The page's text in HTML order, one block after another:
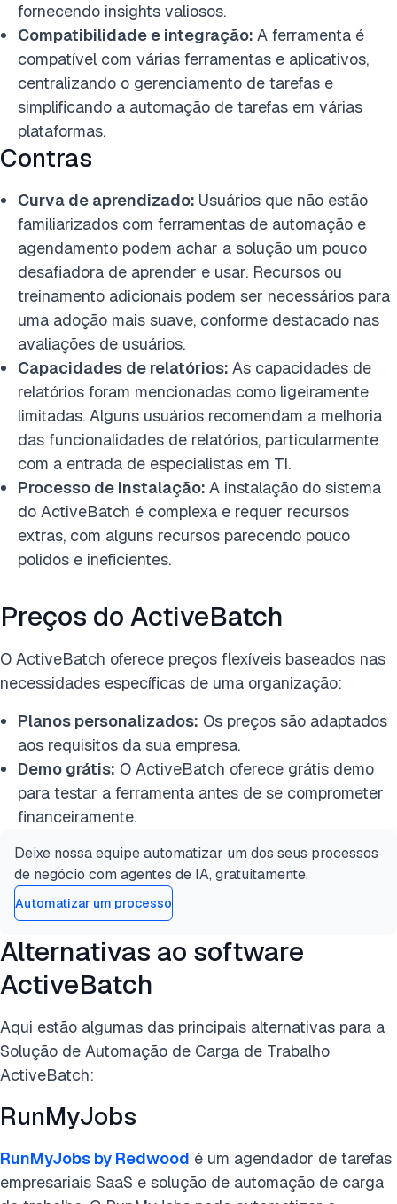
fornecendo insights valiosos.
Compatibilidade e integração: A ferramenta é
compatível com várias ferramentas e aplicativos,
centralizando o gerenciamento de tarefas e
simplificando a automação de tarefas em várias
plataformas.
Contras
Curva de aprendizado: Usuários que não estão
familiarizados com ferramentas de automação e
agendamento podem achar a solução um pouco
desafiadora de aprender e usar. Recursos ou
treinamento adicionais podem ser necessários para
uma adoção mais suave, conforme destacado nas
avaliações de usuários.
Capacidades de relatórios: As capacidades de
relatórios foram mencionadas como ligeiramente
limitadas. Alguns usuários recomendam a melhoria
das funcionalidades de relatórios, particularmente
com a entrada de especialistas em TI.
Processo de instalação: A instalação do sistema
do ActiveBatch é complexa e requer recursos
extras, com alguns recursos parecendo pouco
polidos e ineficientes.
Preços do ActiveBatch
O ActiveBatch oferece preços flexíveis baseados nas
necessidades específicas de uma organização:
Planos personalizados: Os preços são adaptados
aos requisitos da sua empresa.
Demo grátis: O ActiveBatch oferece grátis demo
para testar a ferramenta antes de se comprometer
financeiramente.
Deixe nossa equipe automatizar um dos seus processos
de negócio com agentes de IA, gratuitamente.
Automatizar um processo
Alternativas ao software
ActiveBatch
Aqui estão algumas das principais alternativas para a
Solução de Automação de Carga de Trabalho
ActiveBatch:
RunMyJobs
RunMyJobs by Redwood é um agendador de tarefas
empresariais SaaS e solução de automação de carga